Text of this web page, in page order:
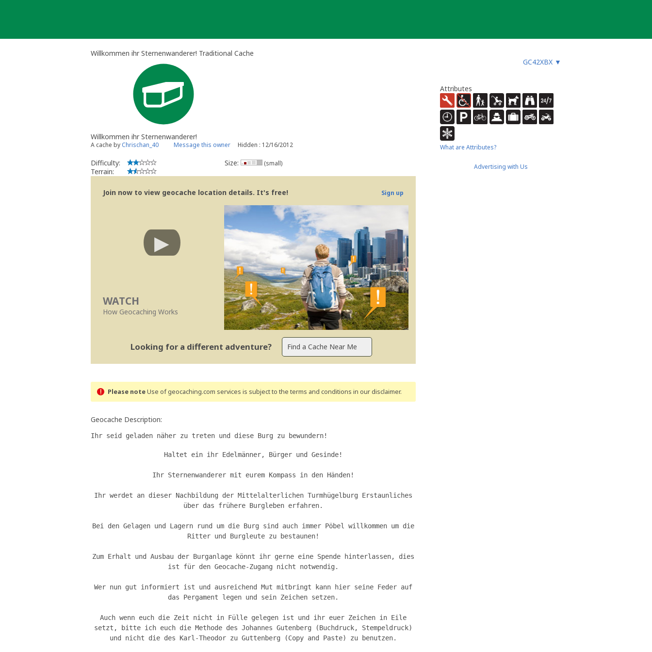
Willkommen ihr Sternenwanderer! Traditional Cache
GC42XBX ▼
Willkommen ihr Sternenwanderer!
A cache by Chrischan_40 Message this owner Hidden : 12/16/2012
Difficulty:
Terrain:
Size: (small)
Join now to view geocache location details. It's free! Sign up
WATCH
How Geocaching Works
Looking for a different adventure?
Please noteUse of geocaching.com services is subject to the terms and conditions in our disclaimer.
Geocache Description:
Ihr seid geladen näher zu treten und diese Burg zu bewundern!
Haltet ein ihr Edelmänner, Bürger und Gesinde!
Ihr Sternenwanderer mit eurem Kompass in den Händen!
Ihr werdet an dieser Nachbildung der Mittelalterlichen Turmhügelburg Erstaunliches
über das frühere Burgleben erfahren.
Bei den Gelagen und Lagern rund um die Burg sind auch immer Pöbel willkommen um die
Ritter und Burgleute zu bestaunen!
Zum Erhalt und Ausbau der Burganlage könnt ihr gerne eine Spende hinterlassen, dies
ist für den Geocache-Zugang nicht notwendig.
Wer nun gut informiert ist und ausreichend Mut mitbringt kann hier seine Feder auf
das Pergament legen und sein Zeichen setzen.
Auch wenn euch die Zeit nicht in Fülle gelegen ist und ihr euer Zeichen in Eile
setzt, bitte ich euch die Methode des Johannes Gutenberg (Buchdruck, Stempeldruck)
und nicht die des Karl-Theodor zu Guttenberg (Copy and Paste) zu benutzen.
Attributes
What are Attributes?
Advertising with Us